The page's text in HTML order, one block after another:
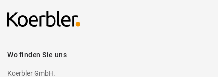
Wo finden Sie uns
Koerbler GmbH.